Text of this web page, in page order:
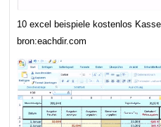
10 excel beispiele kostenlos
bron:eachdir.com